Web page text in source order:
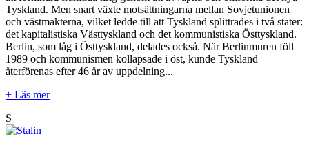
Tyskland. Men snart växte motsättningarna mellan Sovjetunionen
och västmakterna, vilket ledde till att Tyskland splittrades i två stater:
det kapitalistiska Västtyskland och det kommunistiska Östtyskland.
Berlin, som låg i Östtyskland, delades också. När Berlinmuren föll
1989 och kommunismen kollapsade i öst, kunde Tyskland
återförenas efter 46 år av uppdelning...
+ Läs mer
S